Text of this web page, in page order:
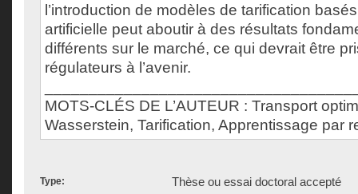
l’introduction de modèles de tarification
artificielle peut aboutir à des résultats
différents sur le marché, ce qui devrait être
régulateurs à l’avenir.
MOTS-CLÉS DE L’AUTEUR : Transport
Wasserstein, Tarification, Apprentissage par
Type: Thèse ou essai doctoral accepté